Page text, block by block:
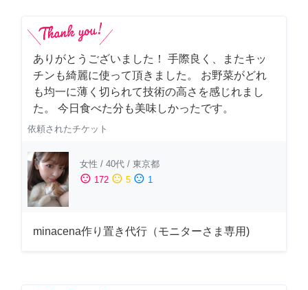
ありがとうございました！ 手際良く、またキッ
チンも綺麗に使って頂きました。 お野菜がどれ
も均一に薄く切られて技術の高さを感じれまし
た。 今日食べた分も美味しかったです。
依頼されたチケット
女性 / 40代 / 東京都
sentiment_satisfied 172 sentiment_neutral 5 sentiment_dissatisfied 1
minacena作り置き代行（モニターさま専用)